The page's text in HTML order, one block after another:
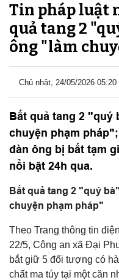
Tin pháp luật
quả tang 2
ông "làm
Chủ nhật, 24/05/2026 05:20
Bắt quả tang 2 "quý
chuyện phạm
đàn ông bị bắt tạm
nổi bật 24h qua.
Bắt quả tang 2 "quý
chuyện phạm pháp"
Theo Trang thông tin
22/5, Công an xã Đại
bắt giữ 5 đối tượng có
chất ma túy tại một căn